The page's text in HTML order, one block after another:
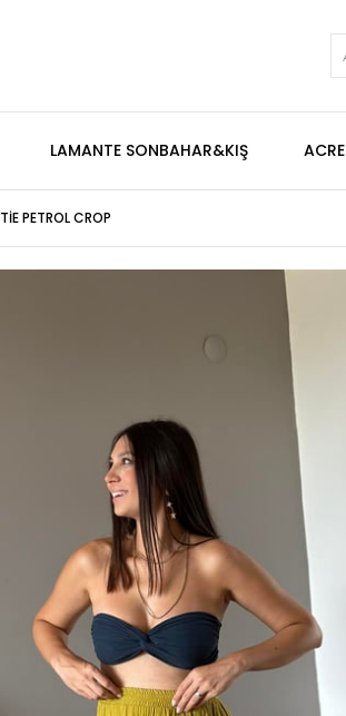
LAMANTE SONBAHAR&KIŞ ACRE
TİE PETROL CROP